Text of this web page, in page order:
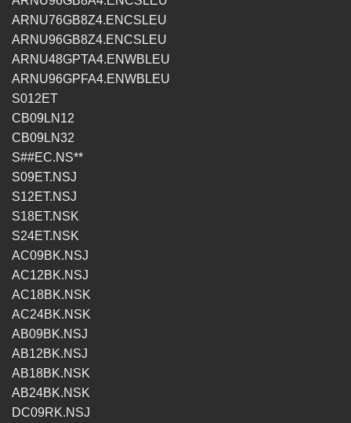
ARNU76GB8Z4.ENCSLEU
ARNU96GB8Z4.ENCSLEU
ARNU48GPTA4.ENWBLEU
ARNU96GPFA4.ENWBLEU
S012ET
CB09LN12
CB09LN32
S##EC.NS**
S09ET.NSJ
S12ET.NSJ
S18ET.NSK
S24ET.NSK
AC09BK.NSJ
AC12BK.NSJ
AC18BK.NSK
AC24BK.NSK
AB09BK.NSJ
AB12BK.NSJ
AB18BK.NSK
AB24BK.NSK
DC09RK.NSJ